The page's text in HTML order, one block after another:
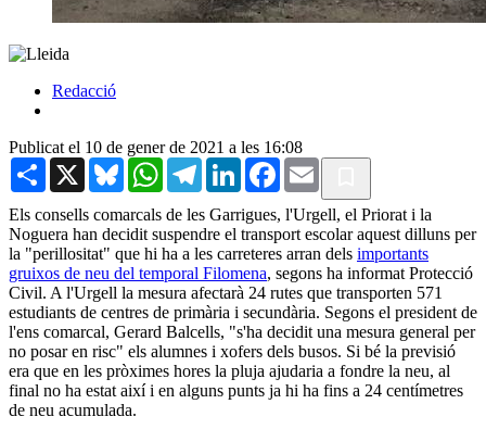
Redacció
Publicat el 10 de gener de 2021 a les 16:08
Share X BlueskyWhatsAppTelegramLinkedInFacebook
Email
Els consells comarcals de les Garrigues, l'Urgell, el Priorat i la
Noguera han decidit suspendre el transport escolar aquest dilluns per
la "perillositat" que hi ha a les carreteres arran dels importants
gruixos de neu del temporal Filomena, segons ha informat Protecció
Civil. A l'Urgell la mesura afectarà 24 rutes que transporten 571
estudiants de centres de primària i secundària. Segons el president de
l'ens comarcal, Gerard Balcells, "s'ha decidit una mesura general per
no posar en risc" els alumnes i xofers dels busos. Si bé la previsió
era que en les pròximes hores la pluja ajudaria a fondre la neu, al
final no ha estat així i en alguns punts ja hi ha fins a 24 centímetres
de neu acumulada.